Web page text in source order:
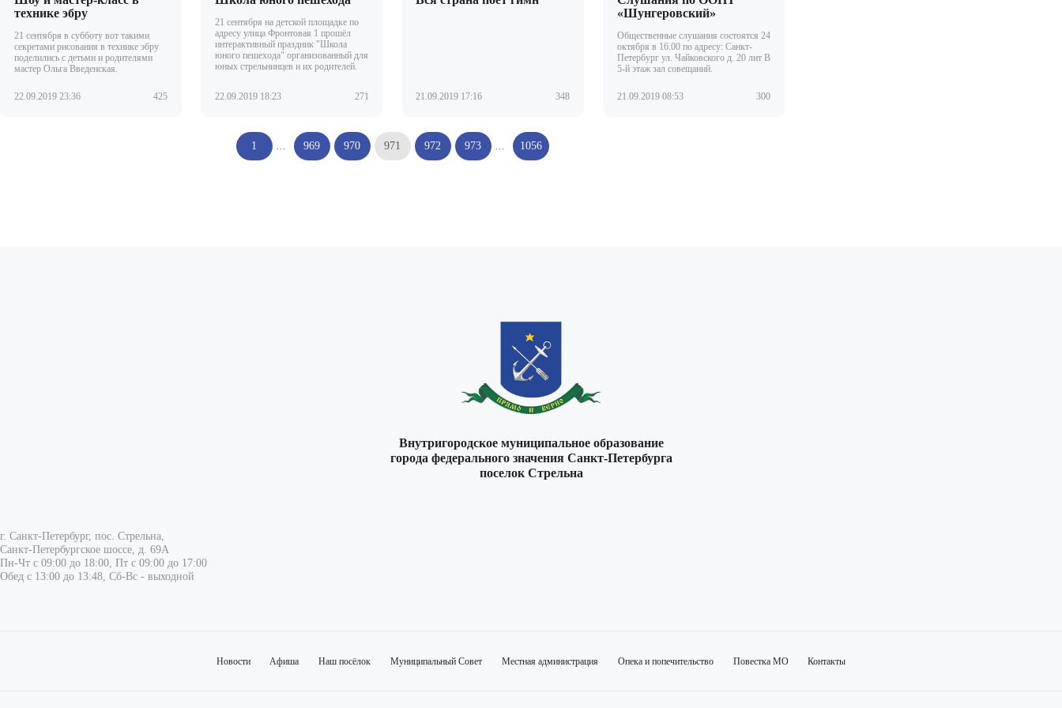
технике эбру
21 сентября в субботу вот такими
секретами рисования в технике эбру
поделились с детьми и родителями
мастер Ольга Введенская.
22.09.2019 23:36 425
21 сентября на детской площадке по
адресу улица Фронтовая 1 прошёл
интерактивный праздник "Школа
юного пешехода" организованный для
юных стрельнинцев и их родителей.
22.09.2019 18:23 271 21.09.2019 17:16 348
«Шунгеровский»
Общественные слушания состоятся 24
октября в 16.00 по адресу: Санкт-
Петербург ул. Чайковского д. 20 лит В
5-й этаж зал совещаний.
21.09.2019 08:53 300
1 ... 969 970 971 972 973 ... 1056
Внутригородское муниципальное образование
города федерального значения Санкт-Петербурга
поселок Стрельна
г. Санкт-Петербург, пос. Стрельна,
Санкт-Петербургское шоссе, д. 69А
Пн-Чт с 09:00 до 18:00, Пт с 09:00 до 17:00
Обед с 13:00 до 13:48, Сб-Вс - выходной
Новости Афиша Наш посёлок Муниципальный Совет Местная администрация Опека и попечительство Повестка МО Контакты